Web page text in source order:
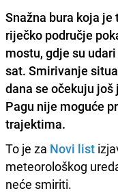
Snažna bura koja
riječko područje
mostu, gdje su
sat. Smirivanje
dana se očekuju
Pagu nije moguće
trajektima.
To je za Novi list
meteorološkog
neće smiriti.